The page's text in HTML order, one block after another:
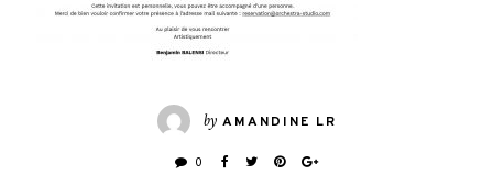
by AMANDINE LR
0